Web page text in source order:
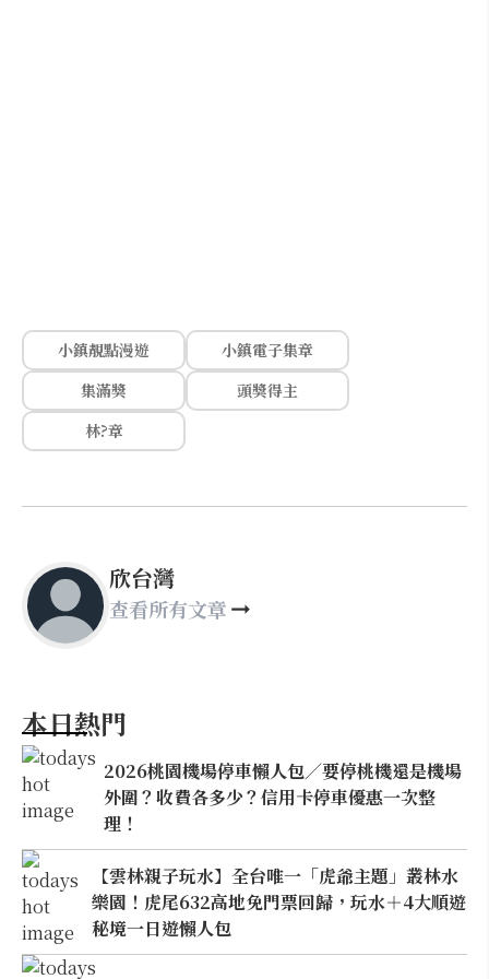
小鎮靚點漫遊
小鎮電子集章
集滿獎
頭獎得主
林?章
欣台灣
查看所有文章
本日熱門
2026桃園機場停車懶人包／要停桃機還是機場
外圍？收費各多少？信用卡停車優惠一次整
理！
【雲林親子玩水】全台唯一「虎爺主題」叢林水
樂園！虎尾632高地免門票回歸，玩水＋4大順遊
秘境一日遊懶人包